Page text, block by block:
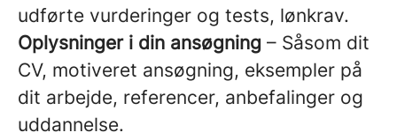
udførte vurderinger og tests, lønkrav.
Oplysninger i din ansøgning – Såsom dit
CV, motiveret ansøgning, eksempler på
dit arbejde, referencer, anbefalinger og
uddannelse.